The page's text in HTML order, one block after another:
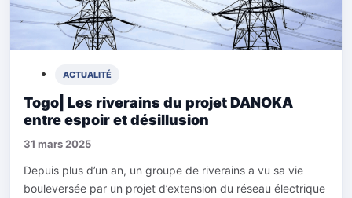
ACTUALITÉ
Togo| Les riverains du projet DANOKA
entre espoir et désillusion
31 mars 2025
Depuis plus d’un an, un groupe de riverains a vu sa vie
bouleversée par un projet d’extension du réseau électrique